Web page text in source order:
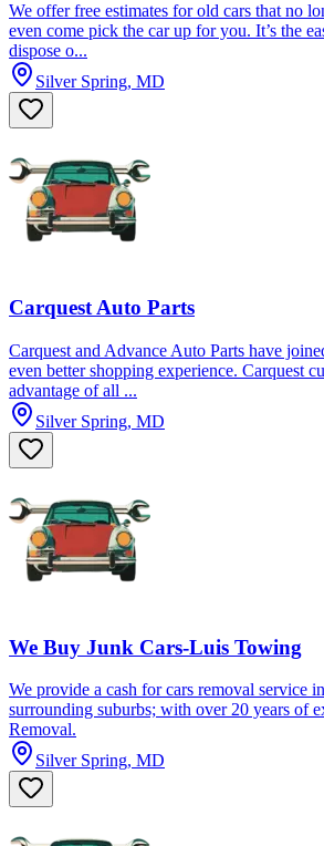
We offer free estimates for old cars that no
even come pick the car up for you. It’s the
dispose o...
Silver Spring, MD
Carquest Auto Parts
Carquest and Advance Auto Parts have
even better shopping experience. Carquest
advantage of all ...
Silver Spring, MD
We Buy Junk Cars-Luis Towing
We provide a cash for cars removal service
surrounding suburbs; with over 20 years of
Removal.
Silver Spring, MD